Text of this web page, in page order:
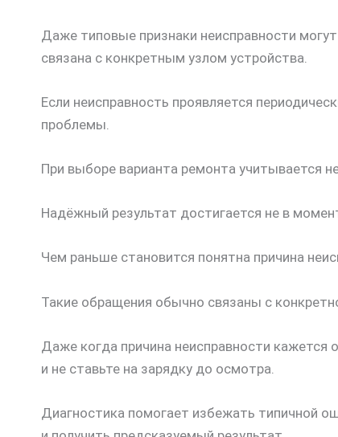
Даже типовые признаки неисправности
связана с конкретным узлом устройства.
Если неисправность проявляется
проблемы.
При выборе варианта ремонта учитывается
Надёжный результат достигается не в
Чем раньше становится понятна причина
Такие обращения обычно связаны с
Даже когда причина неисправности
и не ставьте на зарядку до осмотра.
Диагностика помогает избежать типичной